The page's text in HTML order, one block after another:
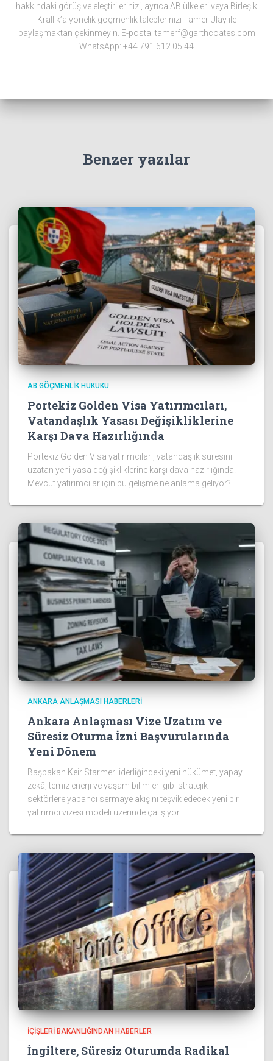
hakkındaki görüş ve eleştirilerinizi, ayrıca AB ülkeleri veya Birleşik
Krallık’a yönelik göçmenlik taleplerinizi Tamer Ulay ile
paylaşmaktan çekinmeyin. E-posta: tamerf@garthcoates.com
WhatsApp: +44 791 612 05 44
Benzer yazılar
AB GÖÇMENLIK HUKUKU
Portekiz Golden Visa Yatırımcıları,
Vatandaşlık Yasası Değişikliklerine
Karşı Dava Hazırlığında
Portekiz Golden Visa yatırımcıları, vatandaşlık süresini
uzatan yeni yasa değişikliklerine karşı dava hazırlığında.
Mevcut yatırımcılar için bu gelişme ne anlama geliyor?
ANKARA ANLAŞMASI HABERLERI
Ankara Anlaşması Vize Uzatım ve
Süresiz Oturma İzni Başvurularında
Yeni Dönem
Başbakan Keir Starmer liderliğindeki yeni hükümet, yapay
zekâ, temiz enerji ve yaşam bilimleri gibi stratejik
sektörlere yabancı sermaye akışını teşvik edecek yeni bir
yatırımcı vizesi modeli üzerinde çalışıyor.
İÇIŞLERI BAKANLIĞINDAN HABERLER
İngiltere, Süresiz Oturumda Radikal